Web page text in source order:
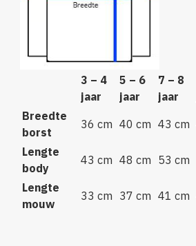
3 – 4
jaar
5 – 6
jaar
7 – 8
jaar
Breedte
borst
36 cm 40 cm 43 cm
Lengte
body
43 cm 48 cm 53 cm
Lengte
mouw
33 cm 37 cm 41 cm